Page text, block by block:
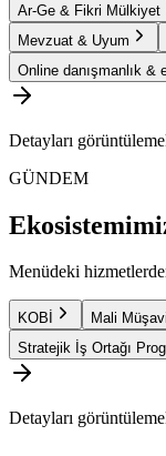
Ar-Ge & Fikri Mülkiyet
Mevzuat & Uyum
Online danışmanlık &
Detayları
GÜNDEM
Menüdeki
KOBİ
Mali
Stratejik İş Ortağı
Detayları